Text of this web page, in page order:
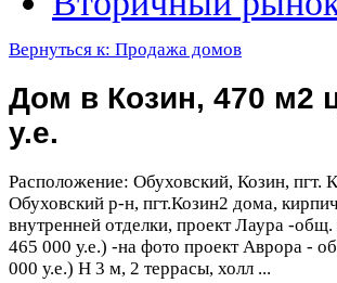
Вернуться к: Продажа домов
Дом в Козин, 470 м2
у.е.
Расположение: Обуховский, Козин, пгт.
Обуховский р-н, пгт.Козин2 дома,
внутренней отделки, проект Лаура -
465 000 у.е.) -на фото проект Аврора -
000 у.е.) Н 3 м, 2 террасы, холл ...